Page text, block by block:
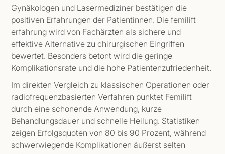
Gynäkologen und Lasermediziner bestätigen die
positiven Erfahrungen der Patientinnen. Die femilift
erfahrung wird von Fachärzten als sichere und
effektive Alternative zu chirurgischen Eingriffen
bewertet. Besonders betont wird die geringe
Komplikationsrate und die hohe Patientenzufriedenheit.
Im direkten Vergleich zu klassischen Operationen oder
radiofrequenzbasierten Verfahren punktet Femilift
durch eine schonende Anwendung, kurze
Behandlungsdauer und schnelle Heilung. Statistiken
zeigen Erfolgsquoten von 80 bis 90 Prozent, während
schwerwiegende Komplikationen äußerst selten